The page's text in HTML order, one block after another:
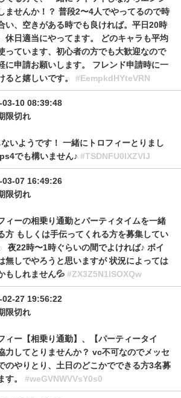
ませんか！？ 普段2〜4人でやってるので時
い、空きがある時でも良ければ。平日20時
休日適当にやってます。 どのキャラも平均
っています、初心者の方でも大歓迎なので
に申請お願いします。 フレンド申請時に一
ると嬉しいです。 #EempkdHYteVRN
03-10 08:39:48
限切れ
ないようです！ 一緒にトロフィーとりまし
でも構いません♪ #TSDNFU0lXZVlJ
03-07 16:49:26
限切れ
ィーの相乗り通勤とパーティタイムを一緒
方 もしくは手伝ってくれる方を募集してい
夜22時〜1時ぐらいの間でよければ♪ ボイ
無しでやろうと思いますが 状況によっては
もしれません💦 #ZX3Z5N1lSOXQw
02-27 19:56:22
限切れ
ィー【相乗り通勤】、【パーティータイ
力してとりませんか？ vc不可なのでメッセ
のやりとり、土日のどこかでできる方3名募
す。 #weGVNWVVsY0s0